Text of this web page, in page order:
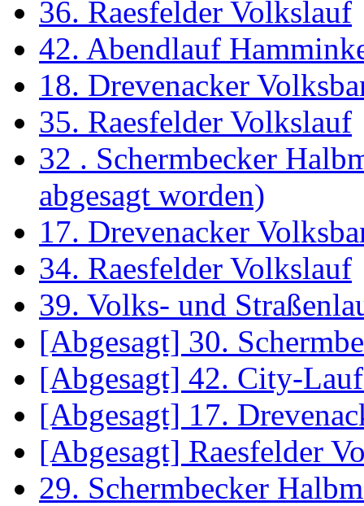
36. Raesfelder Volkslauf
42. Abendlauf
18. Drevenacker
35. Raesfelder Volkslauf
32 . Schermbecker
abgesagt worden)
17. Drevenacker
34. Raesfelder Volkslauf
39. Volks- und
[Abgesagt] 30.
[Abgesagt] 42. City-
[Abgesagt] 17.
[Abgesagt] Raesfelder
29. Schermbecker